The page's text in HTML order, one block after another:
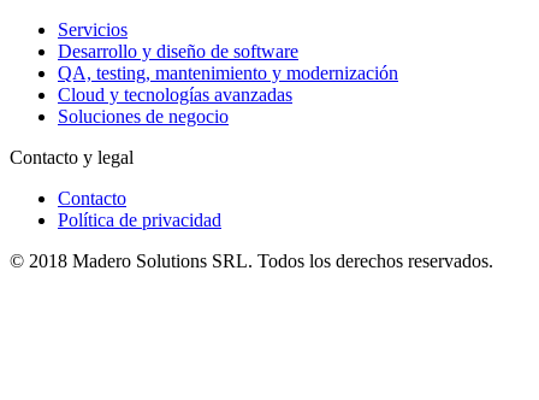
Servicios
Desarrollo y diseño de software
QA, testing, mantenimiento y modernización
Cloud y tecnologías avanzadas
Soluciones de negocio
Contacto y legal
Contacto
Política de privacidad
© 2018 Madero Solutions SRL. Todos los derechos reservados.